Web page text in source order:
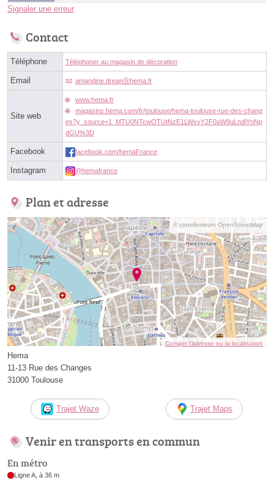
Signaler une erreur
Contact
Téléphone Téléphoner au magasin de décoration
Email amandine.dreanⓐhema.fr
Site web
www.hema.fr
magasins.hema.com/fr/toulouse/hema-toulouse-rue-des-chang
es?y_source=1_MTU0NTcwOTUtNzE1LWxvY2F0aW9uLndlYnNp
dGU%3D
Facebook facebook.com/hemaFrance
Instagram @hemafrance
Plan et adresse
© contributeurs OpenStreetMap
Corriger l’adresse ou la localisation
Hema
11-13 Rue des Changes
31000 Toulouse
Trajet Waze Trajet Maps
Venir en transports en commun
En métro
Ligne A, à 36 m